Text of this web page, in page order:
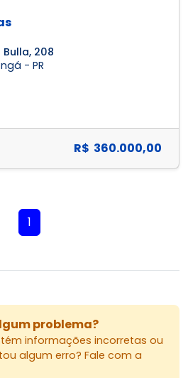
208
- PR
R$ 360.000,00
1
problema?
informações incorretas ou
algum erro? Fale com a